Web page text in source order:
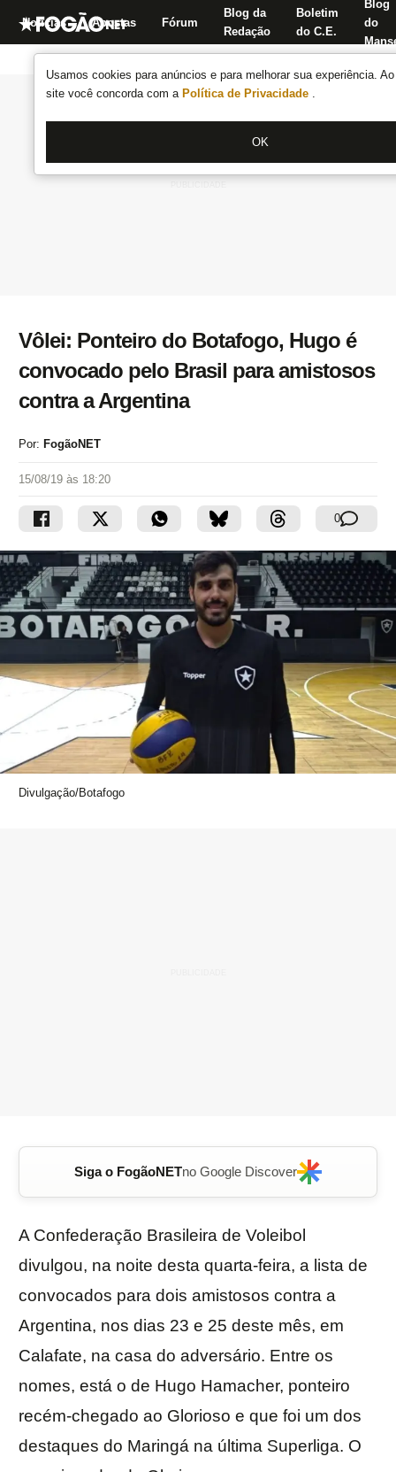
Usamos cookies para anúncios e para melhorar sua experiência.
site você concorda com a Política de Privacidade .
OK
Notícias Apostas Fórum
Blog da
Redação
Boletim
do C.E.
Blog
do
Vôlei: Ponteiro do Botafogo, Hugo é
convocado pelo Brasil para amistosos
contra a Argentina
Por: FogãoNET
15/08/19 às 18:20
0
Divulgação/Botafogo
Siga o FogãoNETno Google Discover
A Confederação Brasileira de Voleibol
divulgou, na noite desta quarta-feira, a lista de
convocados para dois amistosos contra a
Argentina, nos dias 23 e 25 deste mês, em
Calafate, na casa do adversário. Entre os
nomes, está o de Hugo Hamacher, ponteiro
recém-chegado ao Glorioso e que foi um dos
destaques do Maringá na última Superliga. O